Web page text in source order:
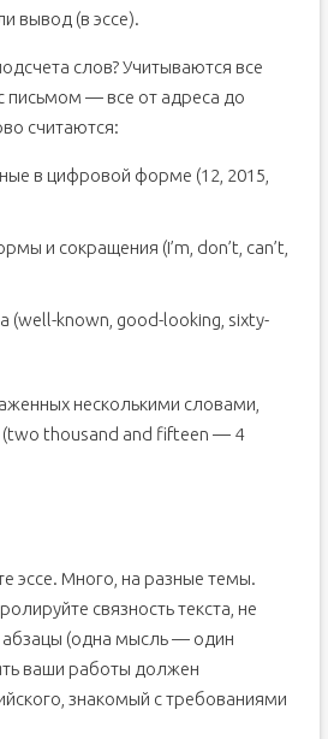
вывод (в эссе).
слов? Учитываются все
письмом — все от адреса до
считаются:
в цифровой форме (12, 2015,
и сокращения (I’m, don’t, can’t,
(well-known, good-looking, sixty-
несколькими словами,
(two thousand and fifteen — 4
эссе. Много, на разные темы.
связность текста, не
абзацы (одна мысль — один
ваши работы должен
знакомый с требованиями